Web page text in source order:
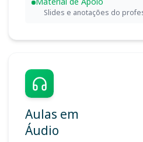
Slides e anotações do
Aulas em
Áudio